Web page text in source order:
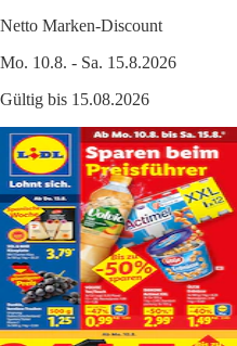
Netto Marken-Discount
Mo. 10.8. - Sa. 15.8.2026
Gültig bis 15.08.2026